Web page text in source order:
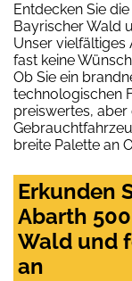
Entdecken Sie
Bayrischer Wald
Unser
fast keine
Ob Sie ein
technologischen
preiswertes,
breite Palette an
Erkunden
Abarth
Wald und
an